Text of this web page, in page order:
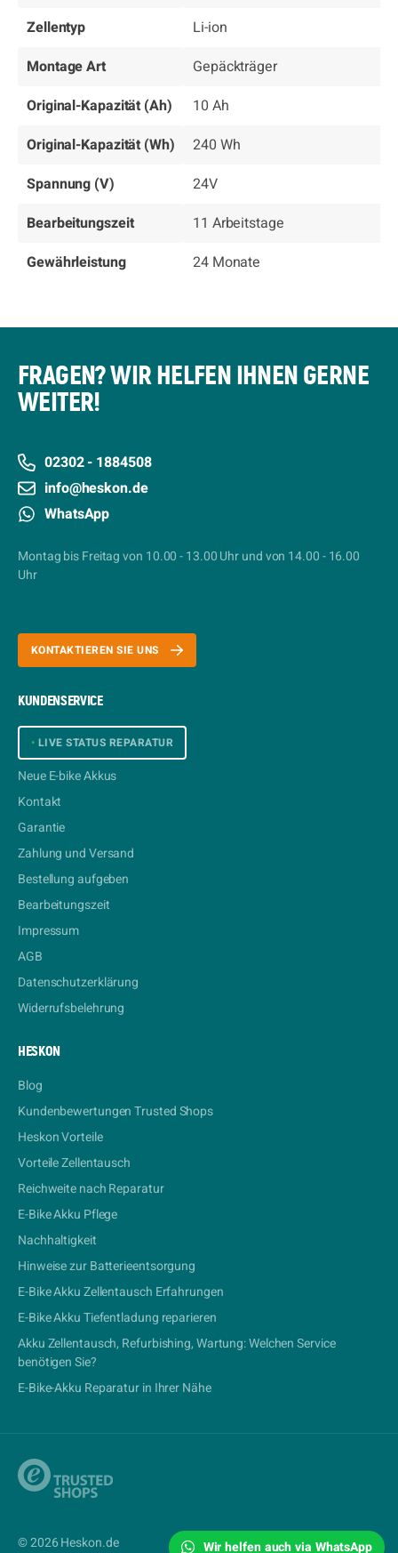
Zellentyp
Li-ion
Montage Art
Gepäckträger
Original-Kapazität (Ah)
10 Ah
Original-Kapazität (Wh)
240 Wh
Spannung (V)
24V
Bearbeitungszeit
11 Arbeitstage
Gewährleistung
24 Monate
FRAGEN? WIR HELFEN IHNEN GERNE
WEITER!
02302 - 1884508
info@heskon.de
WhatsApp
Montag bis Freitag von 10.00 - 13.00 Uhr und von 14.00 - 16.00
Uhr
KONTAKTIEREN SIE UNS
KUNDENSERVICE
• LIVE STATUS REPARATUR
Neue E-bike Akkus
Kontakt
Garantie
Zahlung und Versand
Bestellung aufgeben
Bearbeitungszeit
Impressum
AGB
Datenschutzerklärung
Widerrufsbelehrung
HESKON
Blog
Kundenbewertungen Trusted Shops
Heskon Vorteile
Vorteile Zellentausch
Reichweite nach Reparatur
E-Bike Akku Pflege
Nachhaltigkeit
Hinweise zur Batterieentsorgung
E-Bike Akku Zellentausch Erfahrungen
E-Bike Akku Tiefentladung reparieren
Akku Zellentausch, Refurbishing, Wartung: Welchen Service
benötigen Sie?
E-Bike-Akku Reparatur in Ihrer Nähe
© 2026 Heskon.de Wir helfen auch via WhatsApp